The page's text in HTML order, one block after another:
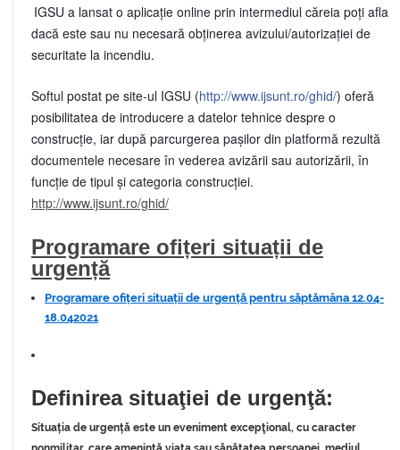
IGSU a lansat o aplicație online prin intermediul căreia poți afla
dacă este sau nu necesară obținerea avizului/autorizației de
securitate la incendiu.
Softul postat pe site-ul IGSU (http://www.ijsunt.ro/ghid/) oferă
posibilitatea de introducere a datelor tehnice despre o
construcție, iar după parcurgerea pașilor din platformă rezultă
documentele necesare în vederea avizării sau autorizării, în
funcție de tipul și categoria construcției.
http://www.ijsunt.ro/ghid/
Programare ofițeri situații de
urgență
Programare ofițeri situații de urgență pentru săptămâna 12.04-
18.042021
Definirea situaţiei de urgenţă:
Situația de urgență este un eveniment excepţional, cu caracter